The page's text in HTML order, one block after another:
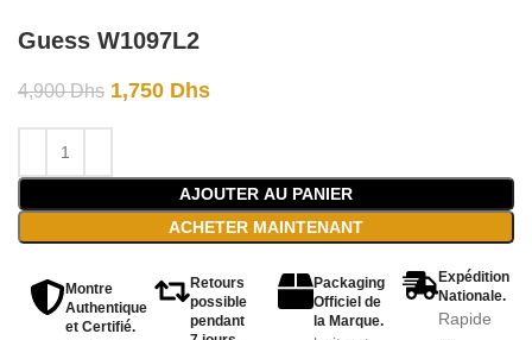
Guess W1097L2
4,900Dhs 1,750 Dhs
AJOUTER AU PANIER
ACHETER MAINTENANT
Montre
Authentique
et Certifié.
Retours
possible
pendant
Packaging
Officiel de
la Marque.
Expédition
Nationale.
Rapide